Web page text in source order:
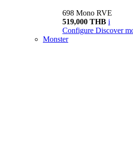
698 Mono RVE
519,000 THB i
Configure Discover
Monster